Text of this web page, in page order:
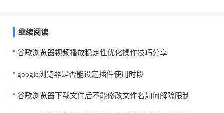
继续阅读
谷歌浏览器视频播放稳定性优化操作技巧分享
google浏览器是否能设定插件使用时段
谷歌浏览器下载文件后不能修改文件名如何解除限制